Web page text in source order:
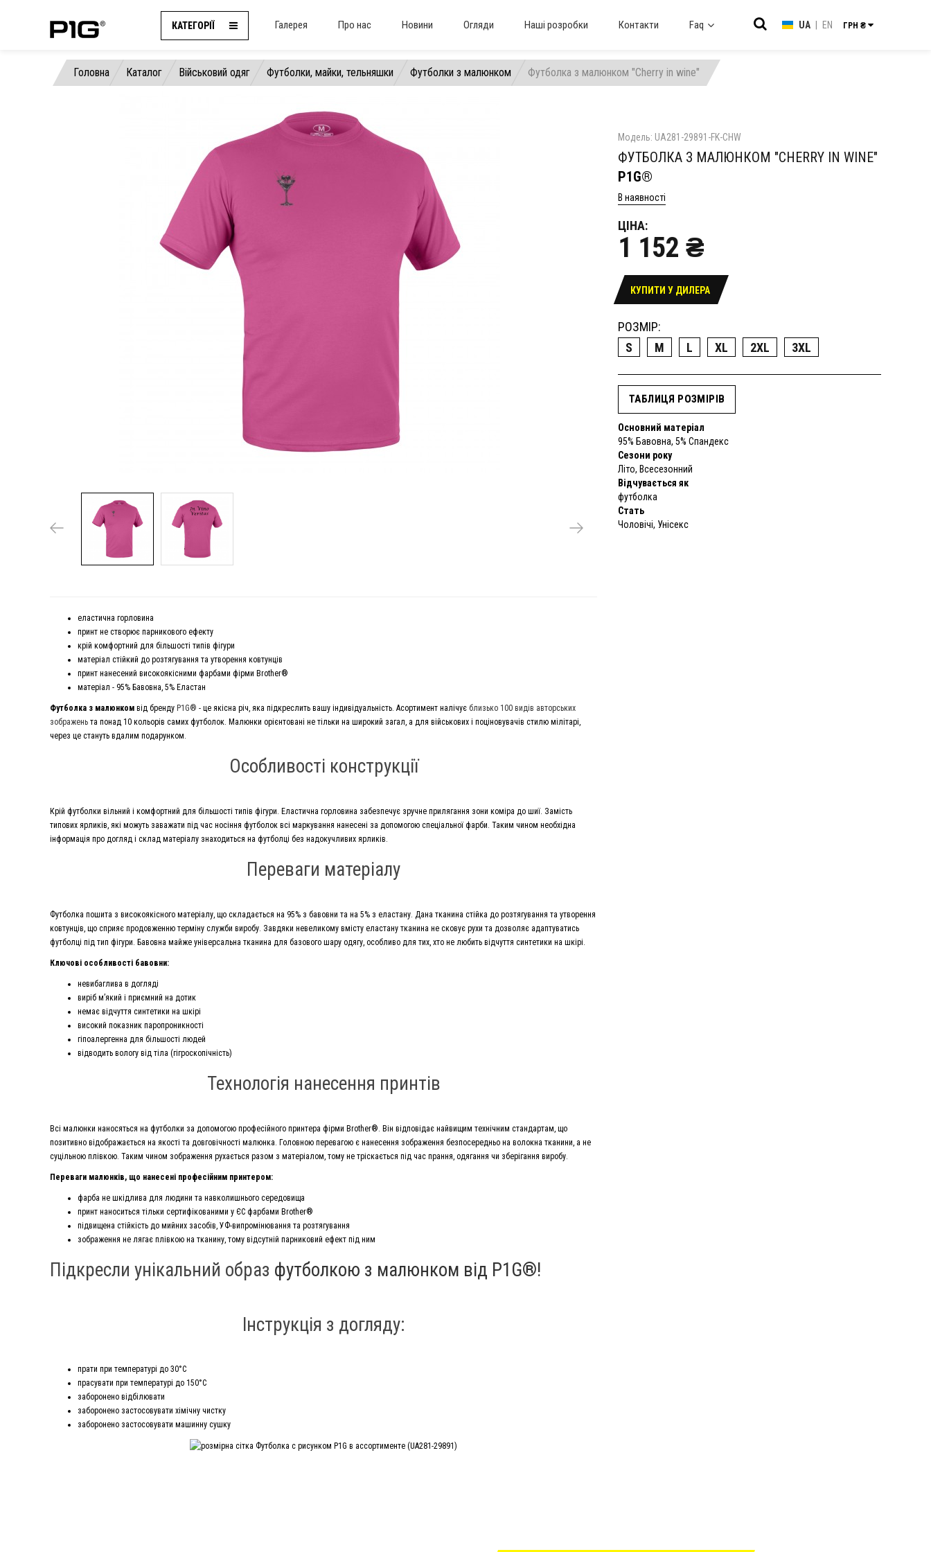
КАТЕГОРІЇ Галерея Про нас Новини Огляди Наші розробки Контакти Faq UA EN ГРН ₴
Головна Каталог Військовий одяг Футболки, майки, тельняшки Футболки з малюнком Футболка з малюнком "Cherry in wine"
Модель: UA281-29891-FK-CHW
ФУТБОЛКА З МАЛЮНКОМ "CHERRY IN WINE"
P1G®
В наявності
ЦІНА:
1 152 ₴
КУПИТИ У ДИЛЕРА
РОЗМІР:
S
M L XL 2XL 3XL
ТАБЛИЦЯ РОЗМІРІВ
Основний матеріал
95% Бавовна, 5% Спандекс
Сезони року
Літо, Всесезонний
Відчувається як
футболка
Стать
Чоловічі, Унісекс
еластична горловина
принт не створює парникового ефекту
крій комфортний для більшості типів фігури
матеріал стійкий до розтягування та утворення ковтунців
принт нанесений високоякісними фарбами фірми Brother®
матеріал - 95% Бавовна, 5% Еластан
Футболка з малюнком від бренду P1G® - це якісна річ, яка підкреслить вашу індивідуальність. Асортимент налічує близько 100 видів авторських
зображень та понад 10 кольорів самих футболок. Малюнки орієнтовані не тільки на широкий загал, а для військових і поціновувачів стилю мілітарі,
через це стануть вдалим подарунком.
Особливості конструкції
Крій футболки вільний і комфортний для більшості типів фігури. Еластична горловина забезпечує зручне прилягання зони коміра до шиї. Замість
типових ярликів, які можуть заважати під час носіння футболок всі маркування нанесені за допомогою спеціальної фарби. Таким чином необхідна
інформація про догляд і склад матеріалу знаходиться на футболці без надокучливих ярликів.
Переваги матеріалу
Футболка пошита з високоякісного матеріалу, що складається на 95% з бавовни та на 5% з еластану. Дана тканина стійка до розтягування та утворення
ковтунців, що сприяє продовженню терміну служби виробу. Завдяки невеликому вмісту еластану тканина не сковує рухи та дозволяє адаптуватись
футболці під тип фігури. Бавовна майже універсальна тканина для базового шару одягу, особливо для тих, хто не любить відчуття синтетики на шкірі.
Ключові особливості бавовни:
невибаглива в догляді
виріб м’який і приємний на дотик
немає відчуття синтетики на шкірі
високий показник паропроникності
гіпоалергенна для більшості людей
відводить вологу від тіла (гігроскопічність)
Технологія нанесення принтів
Всі малюнки наносяться на футболки за допомогою професійного принтера фірми Brother®. Він відповідає найвищим технічним стандартам, що
позитивно відображається на якості та довговічності малюнка. Головною перевагою є нанесення зображення безпосередньо на волокна тканини, а не
суцільною плівкою. Таким чином зображення рухається разом з матеріалом, тому не тріскається під час прання, одягання чи зберігання виробу.
Переваги малюнків, що нанесені професійним принтером:
фарба не шкідлива для людини та навколишнього середовища
принт наноситься тільки сертифікованими у ЄС фарбами Brother®
підвищена стійкість до мийних засобів, УФ-випромінювання та розтягування
зображення не лягає плівкою на тканину, тому відсутній парниковий ефект під ним
Підкресли унікальний образ футболкою з малюнком від P1G®!
Інструкція з догляду:
прати при температурі до 30°С
прасувати при температурі до 150°С
заборонено відбілювати
заборонено застосовувати хімічну чистку
заборонено застосовувати машинну сушку